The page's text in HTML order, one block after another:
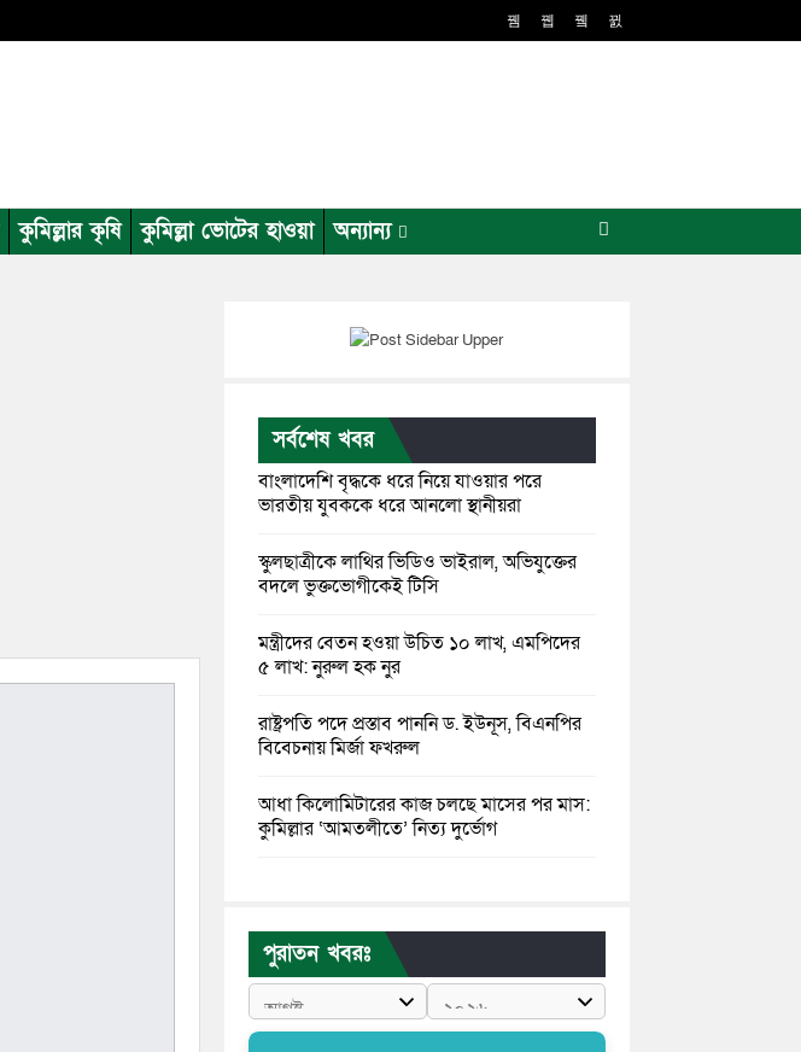
কুমিল্লার কৃষি কুমিল্লা ভোটের হাওয়া
অন্যান্য
সর্বশেষ খবর
বাংলাদেশি বৃদ্ধকে ধরে নিয়ে যাওয়ার পরে
ভারতীয় যুবককে ধরে আনলো স্থানীয়রা
স্কুলছাত্রীকে লাথির ভিডিও ভাইরাল, অভিযুক্তের
বদলে ভুক্তভোগীকেই টিসি
মন্ত্রীদের বেতন হওয়া উচিত ১০ লাখ, এমপিদের
৫ লাখ: নুরুল হক নুর
রাষ্ট্রপতি পদে প্রস্তাব পাননি ড. ইউনূস, বিএনপির
বিবেচনায় মির্জা ফখরুল
আধা কিলোমিটারের কাজ চলছে মাসের পর মাস:
কুমিল্লার ‘আমতলীতে’ নিত্য দুর্ভোগ
পুলিশকে পিটিয়ে রক্তাক্ত করেছি এ দৃশ্য কি
আপনারা দেখেননি: এনসিপি নেতা
পুরাতন খবরঃ